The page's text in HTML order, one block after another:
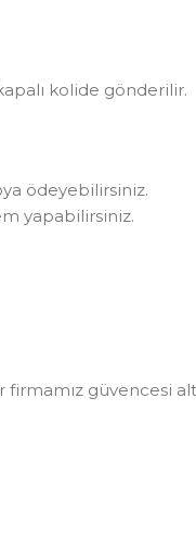
kolide gönderilir.
ödeyebilirsiniz.
yapabilirsiniz.
güvencesi